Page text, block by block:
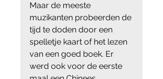
Maar de meeste
muzikanten probeerden de
tijd te doden door een
spelletje kaart of het lezen
van een goed boek. Er
werd ook voor de eerste